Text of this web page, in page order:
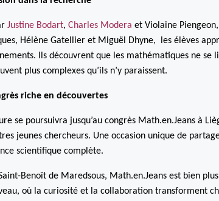
Justine Bodart, Charles Modera et Violaine
Hélène Gatellier et Miguël Dhyne, les élèves
Ils découvrent que les mathématiques ne
plus complexes qu’ils n’y paraissent.
riche en découvertes
se poursuivra jusqu’au congrès Math.en.Jeans à
jeunes chercheurs. Une occasion unique de
scientifique complète.
Benoît de Maredsous, Math.en.Jeans est bien
où la curiosité et la collaboration transforment